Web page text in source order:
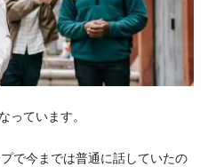
っています。
で今までは普通に話していたの